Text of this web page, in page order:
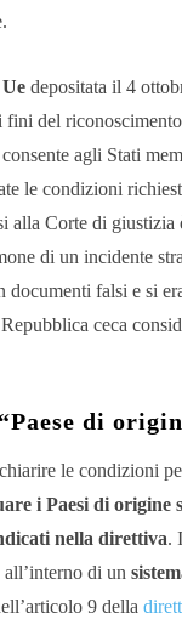
depositata il 4
fini del
agli Stati
le condizioni
alla Corte di giustizia
di un incidente
documenti falsi e si
ceca
di
le condizioni
i Paesi di origine
nella direttiva.
di un
9 della